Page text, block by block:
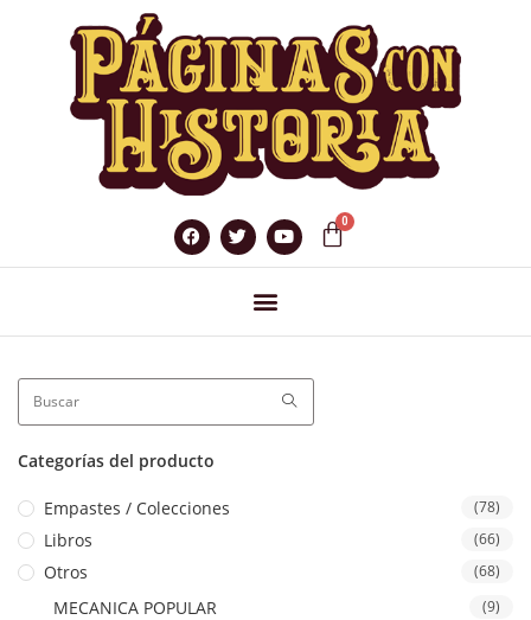
Categorías del producto
Empastes / Colecciones (78)
Libros (66)
Otros (68)
MECANICA POPULAR (9)